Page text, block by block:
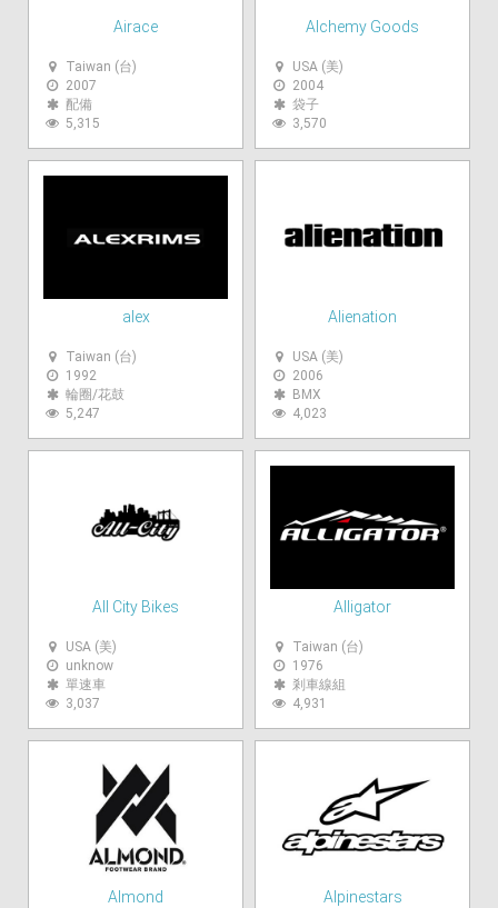
Airace
Taiwan (台)
2007
配備
5,315
Alchemy Goods
USA (美)
2004
袋子
3,570
alex
Taiwan (台)
1992
輪圈/花鼓
5,247
Alienation
USA (美)
2006
BMX
4,023
All City Bikes
USA (美)
unknow
單速車
3,037
Alligator
Taiwan (台)
1976
剎車線組
4,931
Almond Alpinestars